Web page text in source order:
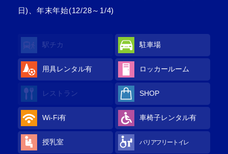
日)、年末年始(12/28～1/4)
駅チカ 駐車場
用具レンタル有 ロッカールーム
レストラン SHOP
Wi-Fi有 車椅子レンタル有
授乳室 バリアフリートイレ